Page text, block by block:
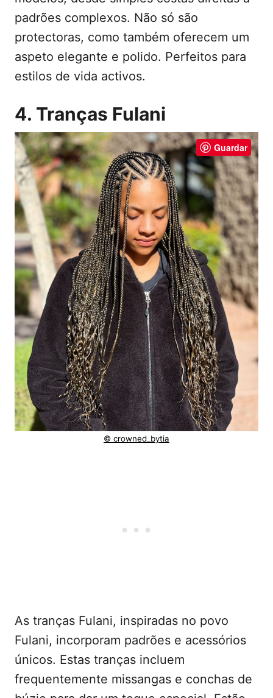
padrões complexos. Não só são
protectoras, como também oferecem um
aspeto elegante e polido. Perfeitos para
estilos de vida activos.
4. Tranças Fulani
Guardar
© crowned_bytia
As tranças Fulani, inspiradas no povo
Fulani, incorporam padrões e acessórios
únicos. Estas tranças incluem
frequentemente missangas e conchas de